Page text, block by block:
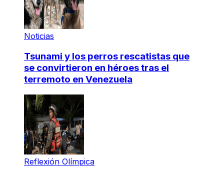
Noticias
Tsunami y los perros rescatistas que
se convirtieron en héroes tras el
terremoto en Venezuela
Reflexión Olímpica